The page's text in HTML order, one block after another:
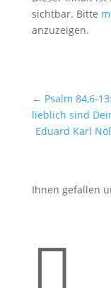
sichtbar. Bitte
anzuzeigen.
← Psalm 84,6-
lieblich sind
Eduard Karl
Ihnen gefallen